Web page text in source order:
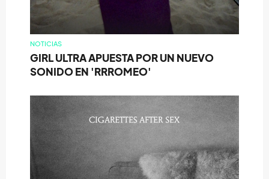
NOTICIAS
GIRL ULTRA APUESTA POR UN NUEVO
SONIDO EN 'RRROMEO'